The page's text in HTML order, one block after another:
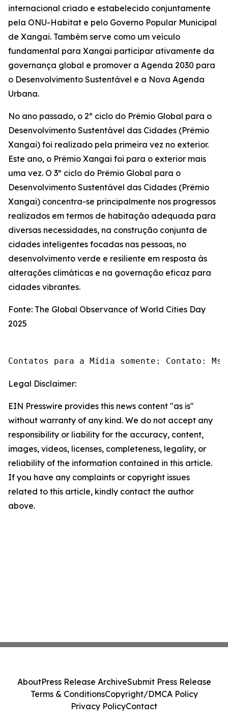
internacional criado e estabelecido conjuntamente
pela ONU-Habitat e pelo Governo Popular Municipal
de Xangai. Também serve como um veículo
fundamental para Xangai participar ativamente da
governança global e promover a Agenda 2030 para
o Desenvolvimento Sustentável e a Nova Agenda
Urbana.
No ano passado, o 2º ciclo do Prêmio Global para o
Desenvolvimento Sustentável das Cidades (Prêmio
Xangai) foi realizado pela primeira vez no exterior.
Este ano, o Prêmio Xangai foi para o exterior mais
uma vez. O 3º ciclo do Prêmio Global para o
Desenvolvimento Sustentável das Cidades (Prêmio
Xangai) concentra-se principalmente nos progressos
realizados em termos de habitação adequada para
diversas necessidades, na construção conjunta de
cidades inteligentes focadas nas pessoas, no
desenvolvimento verde e resiliente em resposta às
alterações climáticas e na governação eficaz para
cidades vibrantes.
Fonte: The Global Observance of World Cities Day
2025
Contatos para a Mídia somente: Contato:
Legal Disclaimer:
EIN Presswire provides this news content "as is"
without warranty of any kind. We do not accept any
responsibility or liability for the accuracy, content,
images, videos, licenses, completeness, legality, or
reliability of the information contained in this article.
If you have any complaints or copyright issues
related to this article, kindly contact the author
above.
AboutPress Release ArchiveSubmit Press Release
Terms & ConditionsCopyright/DMCA Policy
Privacy PolicyContact